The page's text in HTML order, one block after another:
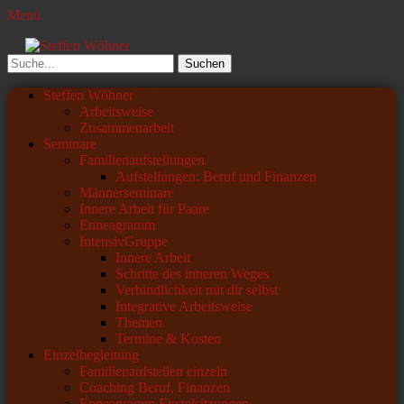
Menü
Steffen Wöhner
Lehrer und Seminarleiter
Suchen
nach:
Primäres
Zum
Steffen Wöhner
Arbeitsweise
Zusammenarbeit
Seminare
Familienaufstellungen
Aufstellungen: Beruf und Finanzen
Männerseminare
Innere Arbeit für Paare
Enneagramm
IntensivGruppe
Innere Arbeit
Schritte des inneren Weges
Verbindlichkeit mit dir selbst
Integrative Arbeitsweise
Themen
Termine & Kosten
Einzelbegleitung
Familienaufstellen einzeln
Coaching Beruf, Finanzen